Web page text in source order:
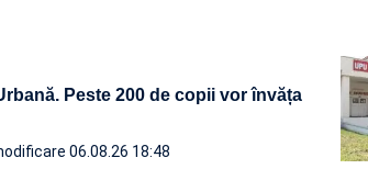
Peste 200 de copii vor învăța
06.08.26 18:48